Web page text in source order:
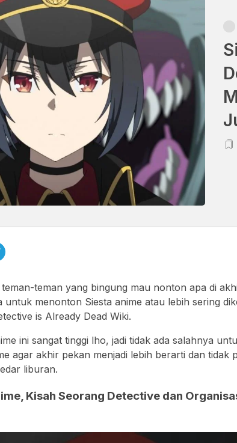
teman yang bingung mau nonton apa di
untuk menonton Siesta anime atau lebih sering
is Already Dead Wiki.
ini sangat tinggi lho, jadi tidak ada salahnya
agar akhir pekan menjadi lebih berarti dan tidak
liburan.
Kisah Seorang Detective dan